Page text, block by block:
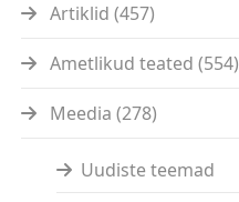
Artiklid (457)
Ametlikud teated (554)
Meedia (278)
Uudiste teemad